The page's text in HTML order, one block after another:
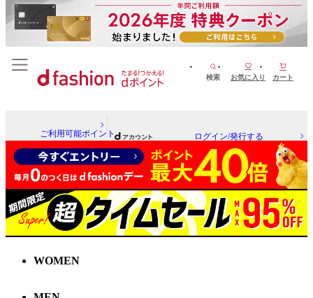
検索 お気に入り カート
ご利用可能ポイント ログイン/発行する
WOMEN